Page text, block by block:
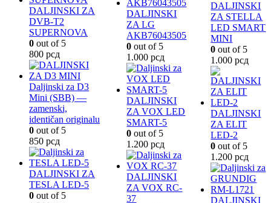
DALJINSKI ZA
DVB-T2
SUPERNOVA
0 out of 5
800 рсд
Daljinski za D3
Mini (SBB) —
zamenski,
identičan originalu
0 out of 5
850 рсд
DALJINSKI ZA
TESLA LED-5
0 out of 5
DALJINSKI
ZA LG
AKB76043505
0 out of 5
1.000рсд
DALJINSKI
ZA VOX LED
SMART-5
0 out of 5
1.200рсд
DALJINSKI
ZA VOX RC-
37
DALJINSKI
ZA STELLA
LED SMART
MINI
0 out of 5
1.000рсд
DALJINSKI
ZA ELIT
LED-2
0 out of 5
1.200рсд
DALJINSKI